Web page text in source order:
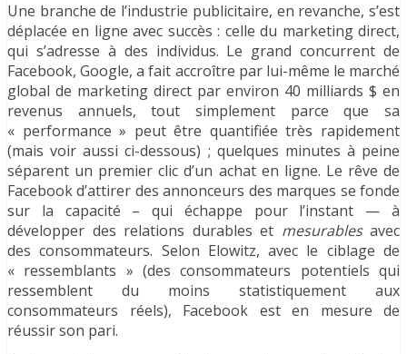
Une branche de l’industrie publicitaire, en revanche, s’est
déplacée en ligne avec succès : celle du marketing direct,
qui s’adresse à des individus. Le grand concurrent de
Facebook, Google, a fait accroître par lui-même le marché
global de marketing direct par environ 40 milliards $ en
revenus annuels, tout simplement parce que sa
« performance » peut être quantifiée très rapidement
(mais voir aussi ci-dessous) ; quelques minutes à peine
séparent un premier clic d’un achat en ligne. Le rêve de
Facebook d’attirer des annonceurs des marques se fonde
sur la capacité – qui échappe pour l’instant — à
développer des relations durables et mesurables avec
des consommateurs. Selon Elowitz, avec le ciblage de
« ressemblants » (des consommateurs potentiels qui
ressemblent du moins statistiquement aux
consommateurs réels), Facebook est en mesure de
réussir son pari.